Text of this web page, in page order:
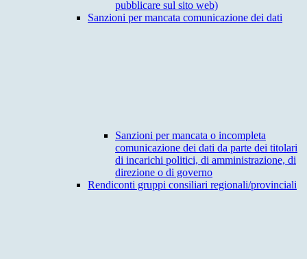
pubblicare sul sito web)
Sanzioni per mancata comunicazione dei dati
Sanzioni per mancata o incompleta
comunicazione dei dati da parte dei titolari
di incarichi politici, di amministrazione, di
direzione o di governo
Rendiconti gruppi consiliari regionali/provinciali